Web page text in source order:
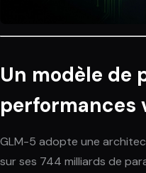
Un modèle de
performances
GLM-5 adopte une
sur ses 744 milliards de